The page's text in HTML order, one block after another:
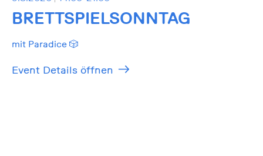
BRETTSPIELSONNTAG
mit Paradice 🎲
Event Details öffnen